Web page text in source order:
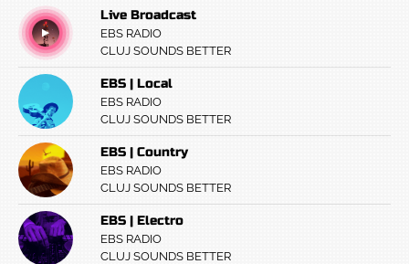
Live Broadcast
EBS RADIO
CLUJ SOUNDS BETTER
EBS | Local
EBS RADIO
CLUJ SOUNDS BETTER
EBS | Country
EBS RADIO
CLUJ SOUNDS BETTER
EBS | Electro
EBS RADIO
CLUJ SOUNDS BETTER